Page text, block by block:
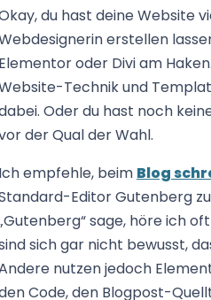
du hast deine Website
erstellen
oder Divi am
Technik und
Oder du hast noch
der Qual der Wahl.
empfehle, beim Blog
Editor Gutenberg
sage, höre ich
sich gar nicht bewusst,
nutzen jedoch
Code, den Blogpost-